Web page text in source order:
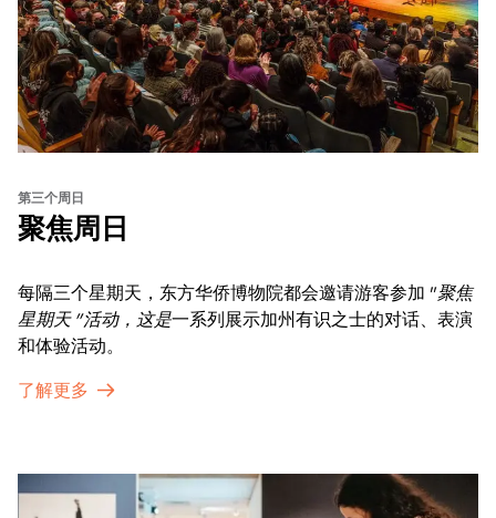
第三个周日
聚焦周日
每隔三个星期天，东方华侨博物院都会邀请游客参加 "聚焦
星期天 "活动，这是一系列展示加州有识之士的对话、表演
和体验活动。
了解更多